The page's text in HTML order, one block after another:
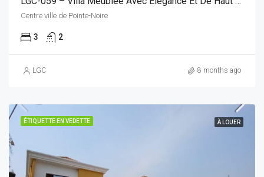
Centre ville de Pointe-Noire
3 2
LGC 8 months ago
ÉTIQUETTE EN VEDETTE À LOUER